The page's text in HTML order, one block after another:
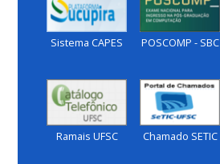
Sistema CAPES POSCOMP - SBC
Ramais UFSC Chamado SETIC